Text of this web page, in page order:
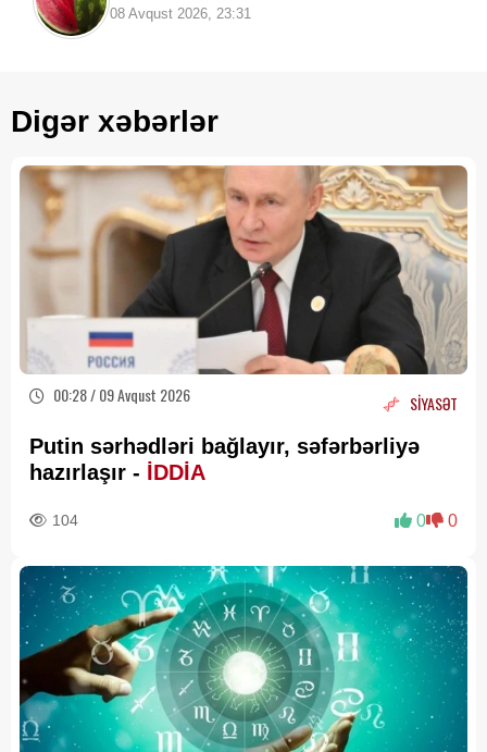
08 Avqust 2026, 23:31
Digər xəbərlər
00:28 / 09 Avqust 2026 SİYASƏT
Putin sərhədləri bağlayır, səfərbərliyə
hazırlaşır - İDDİA
104 0 0